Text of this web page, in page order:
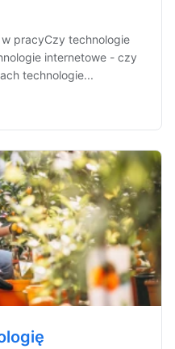
pracyCzy technologie
internetowe - czy
technologie...